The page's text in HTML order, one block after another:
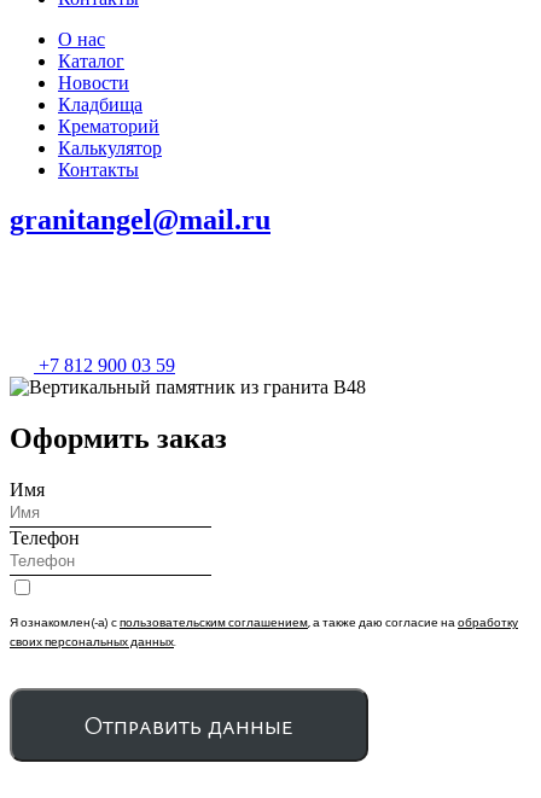
О нас
Каталог
Новости
Кладбища
Крематорий
Калькулятор
Контакты
granitangel@mail.ru
+7 812 900 03 59
Оформить заказ
Имя
Телефон
Я ознакомлен(-а) спользовательским соглашением, а также даю согласие наобработку
своих персональных данных.
Отправить данные